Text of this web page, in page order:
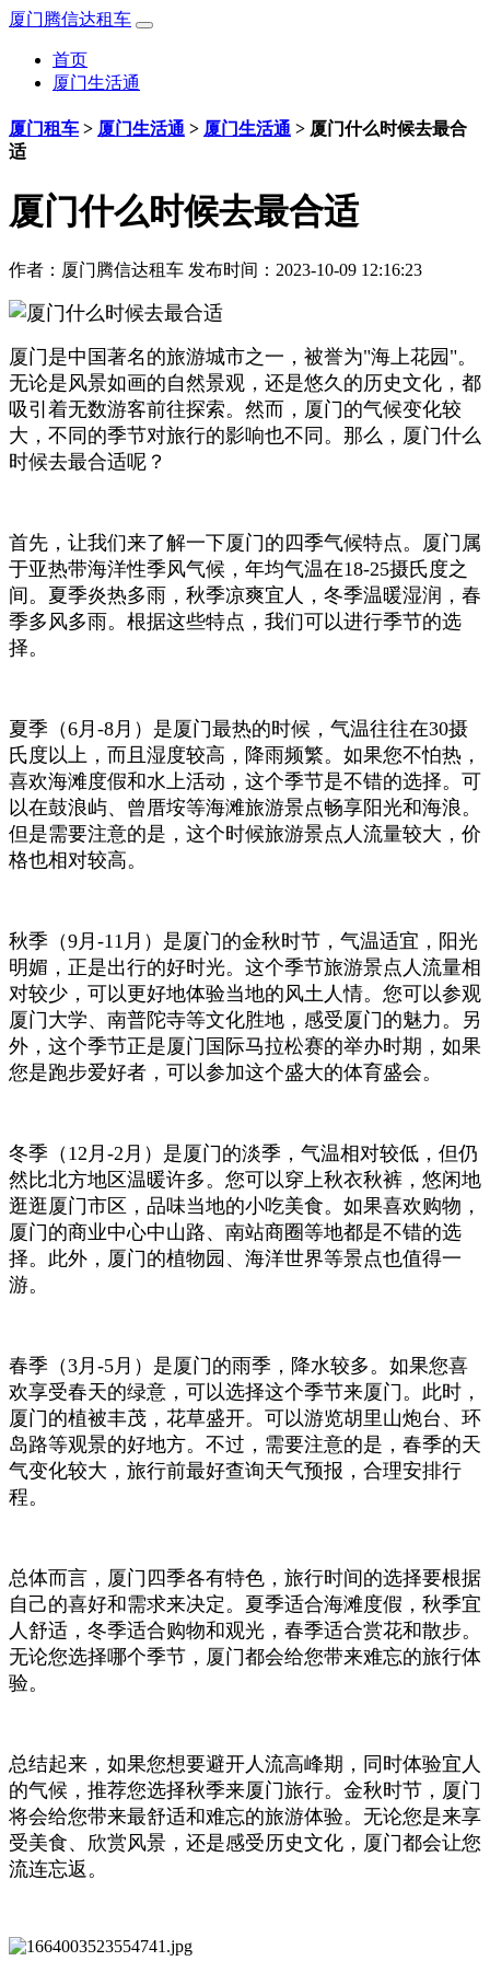
厦门腾信达租车
首页
厦门生活通
厦门租车 > 厦门生活通 > 厦门生活通 > 厦门什么时候去最合
适
厦门什么时候去最合适
作者： 厦门腾信达租车 发布时间：2023-10-09 12:16:23
厦门是中国著名的旅游城市之一，被誉为"海上花园"。
无论是风景如画的自然景观，还是悠久的历史文化，都
吸引着无数游客前往探索。然而，厦门的气候变化较
大，不同的季节对旅行的影响也不同。那么，厦门什么
时候去最合适呢？
首先，让我们来了解一下厦门的四季气候特点。厦门属
于亚热带海洋性季风气候，年均气温在18-25摄氏度之
间。夏季炎热多雨，秋季凉爽宜人，冬季温暖湿润，春
季多风多雨。根据这些特点，我们可以进行季节的选
择。
夏季（6月-8月）是厦门最热的时候，气温往往在30摄
氏度以上，而且湿度较高，降雨频繁。如果您不怕热，
喜欢海滩度假和水上活动，这个季节是不错的选择。可
以在鼓浪屿、曾厝垵等海滩旅游景点畅享阳光和海浪。
但是需要注意的是，这个时候旅游景点人流量较大，价
格也相对较高。
秋季（9月-11月）是厦门的金秋时节，气温适宜，阳光
明媚，正是出行的好时光。这个季节旅游景点人流量相
对较少，可以更好地体验当地的风土人情。您可以参观
厦门大学、南普陀寺等文化胜地，感受厦门的魅力。另
外，这个季节正是厦门国际马拉松赛的举办时期，如果
您是跑步爱好者，可以参加这个盛大的体育盛会。
冬季（12月-2月）是厦门的淡季，气温相对较低，但仍
然比北方地区温暖许多。您可以穿上秋衣秋裤，悠闲地
逛逛厦门市区，品味当地的小吃美食。如果喜欢购物，
厦门的商业中心中山路、南站商圈等地都是不错的选
择。此外，厦门的植物园、海洋世界等景点也值得一
游。
春季（3月-5月）是厦门的雨季，降水较多。如果您喜
欢享受春天的绿意，可以选择这个季节来厦门。此时，
厦门的植被丰茂，花草盛开。可以游览胡里山炮台、环
岛路等观景的好地方。不过，需要注意的是，春季的天
气变化较大，旅行前最好查询天气预报，合理安排行
程。
总体而言，厦门四季各有特色，旅行时间的选择要根据
自己的喜好和需求来决定。夏季适合海滩度假，秋季宜
人舒适，冬季适合购物和观光，春季适合赏花和散步。
无论您选择哪个季节，厦门都会给您带来难忘的旅行体
验。
总结起来，如果您想要避开人流高峰期，同时体验宜人
的气候，推荐您选择秋季来厦门旅行。金秋时节，厦门
将会给您带来最舒适和难忘的旅游体验。无论您是来享
受美食、欣赏风景，还是感受历史文化，厦门都会让您
流连忘返。